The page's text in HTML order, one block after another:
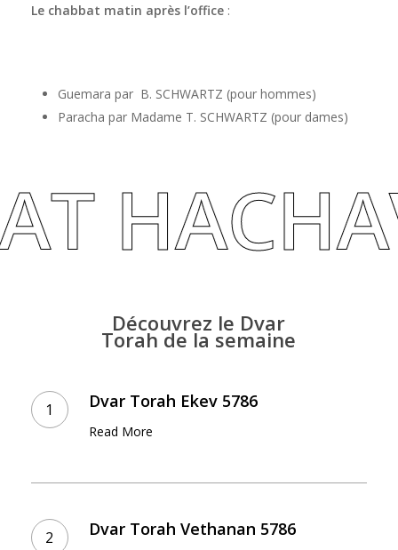
Le chabbat matin après l’office:
Guemara par B. SCHWARTZ (pour hommes)
Paracha par Madame T. SCHWARTZ (pour dames)
Découvrez le Dvar
Torah de la semaine
Torah
Ekev
Dvar Torah Ekev 5786
Read More
Torah
Vethanan
Dvar Torah Vethanan 5786